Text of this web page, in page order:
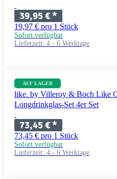
39,95 €*
19,97 € pro 1 Stück
Sofort verfügbar
Lieferzeit: 4 - 6 Werktage
AUF LAGER
like. by Villeroy & Boch Like
Longdrinkglas-Set 4er Set
73,45 €*
73,45 € pro 1 Stück
Sofort verfügbar
Lieferzeit: 4 - 6 Werktage